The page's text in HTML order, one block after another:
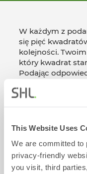
This Website Uses
We are committed to
privacy-friendly
you visit, third
W każdym z
się pięć
kolejności.
który kwadrat
Podając
Wtedy zostanie
Pokaż